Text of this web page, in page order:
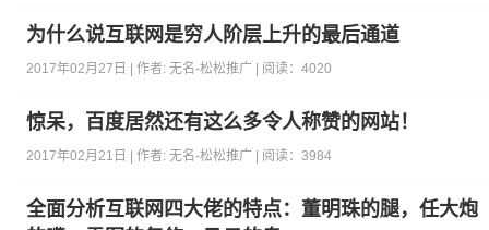
为什么说互联网是穷人阶层上升的最后通道
2017年02月27日 | 作者:无名-松松推广 | 阅读：4020
惊呆，百度居然还有这么多令人称赞的网站！
2017年02月21日 | 作者:无名-松松推广 | 阅读：3984
全面分析互联网四大佬的特点：董明珠的腿，任大炮